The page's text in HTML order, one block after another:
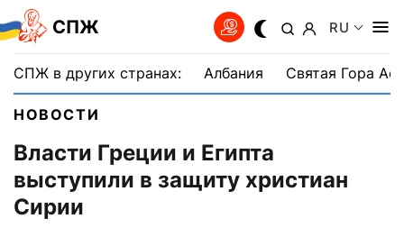
СПЖ RU
СПЖ в других странах: Албания Святая Гора
НОВОСТИ
Власти Греции и Египта
выступили в защиту христиан
Сирии